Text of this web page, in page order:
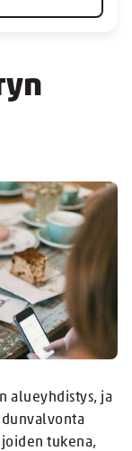
alueyhdistys, ja
tukena,